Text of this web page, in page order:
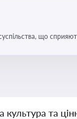
що
та